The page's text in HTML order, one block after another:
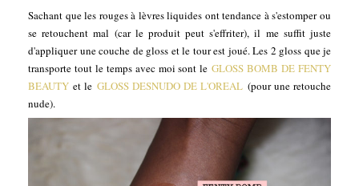
Sachant que les rouges à lèvres liquides ont tendance à s'estomper ou
se retouchent mal (car le produit peut s'effriter), il me suffit juste
d'appliquer une couche de gloss et le tour est joué. Les 2 gloss que je
transporte tout le temps avec moi sont leGLOSS BOMB DE FENTY
BEAUTY et le GLOSS DESNUDO DE L'OREAL (pour une retouche
nude).